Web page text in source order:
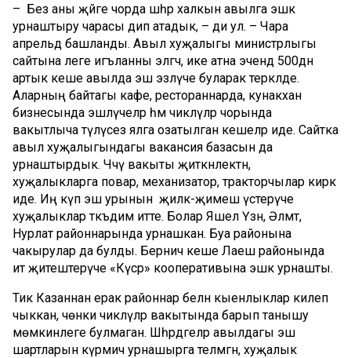
– Без аны җәйге чорда шәһәр халкын авылга эшкә
урнаштыру чарасы дип атадык, – ди ул. – Чара
апрельдә башланды. Авыл хуҗалыгы министрлыгы
сайтына әлеге игъланны элгәч, ике атна эчендә 500дән
артык кеше авылда эш эзләүче буларак теркәлде.
Аларның байтагы кафе, рестораннарда, кунакханә
бизнесында эшләүчеләр һәм чикләүләр чорында
вакытлыча түләүсез ялга озатылган кешеләр иде. Сайтка
авыл хуҗалыгындагы вакансия базасын да
урнаштырдык. Чәчү вакыты җиткәнлектән,
хуҗалыкларга повар, механизатор, тракторчылар кирәк
иде. Иң күп эш урынын җиләк-җимеш үстерүче
хуҗалыклар тәкъдим итте. Болар Яшел Үзән, Әлмәт,
Нурлат районнарында урнашкан. Буа районына
чакырулар да булды. Берничә кеше Лаеш районында
ит җитештерүче «Кәүсәр» кооперативына эшкә урнашты.
Тик Казаннан ерак районнар белән кыенлыклар килеп
чыккан, чөнки чикләүләр вакытында барып танышу
мөмкинлеге булмаган. Шәһәрдәгеләр авылдагы эш
шартларын күрмичә урнашырга теләмәгән, хуҗалык